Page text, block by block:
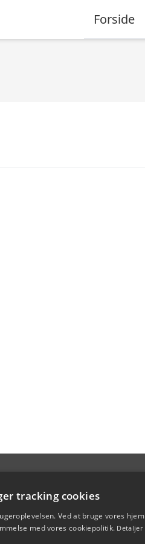
Forside
tracking cookies
Ved at bruge vores
med vores cookiepolitik. Detaljer